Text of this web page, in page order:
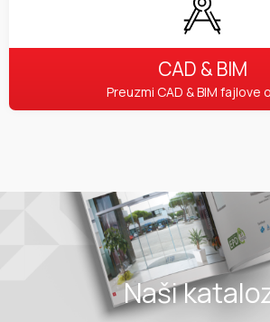
CAD & BIM
Preuzmi CAD & BIM fajlove
Naši